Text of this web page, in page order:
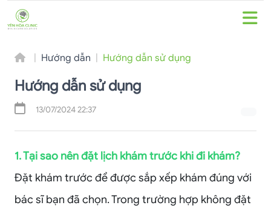
Hướng dẫn Hướng dẫn sử dụng
Hướng dẫn sử dụng
13/07/2024 22:37
1. Tại sao nên đặt lịch khám trước khi đi khám?
Đặt khám trước để được sắp xếp khám đúng với
bác sĩ bạn đã chọn. Trong trường hợp không đặt